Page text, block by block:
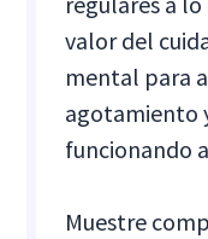
valor del
mental para
agotamiento
funcionando
Muestre